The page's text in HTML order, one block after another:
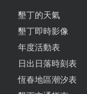
墾丁的天氣
墾丁即時影像
年度活動表
日出日落時刻表
恆春地區潮汐表